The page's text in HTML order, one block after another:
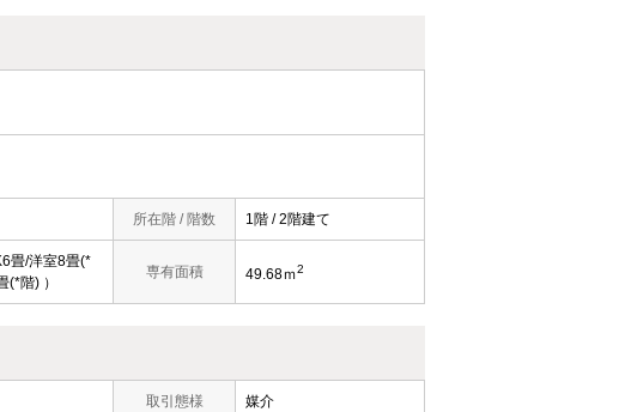
所在階 / 階数 1階 / 2階建て
畳/洋室8畳(*
(*階) ）
専有面積 49.68ｍ2
取引態様 媒介